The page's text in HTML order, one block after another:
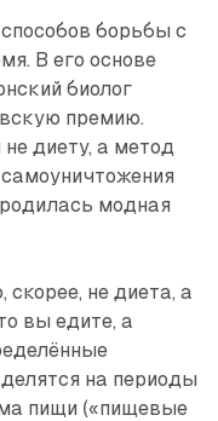
борьбы с
В его основе
биолог
премию.
диету, а метод
модная
не диета, а
вы едите, а
на периоды
пищи («пищевые